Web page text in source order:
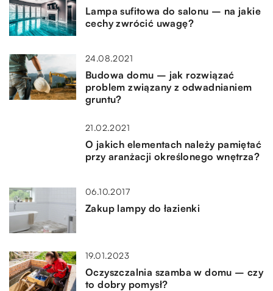
Lampa sufitowa do salonu – na jakie
cechy zwrócić uwagę?
24.08.2021
Budowa domu – jak rozwiązać
problem związany z odwadnianiem
gruntu?
21.02.2021
O jakich elementach należy pamiętać
przy aranżacji określonego wnętrza?
06.10.2017
Zakup lampy do łazienki
19.01.2023
Oczyszczalnia szamba w domu – czy
to dobry pomysł?